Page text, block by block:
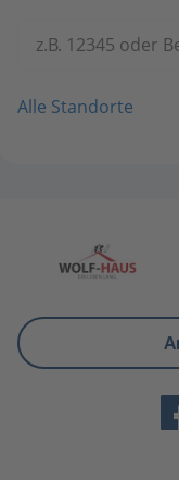
z.B. 12345 oder
Alle Standorte